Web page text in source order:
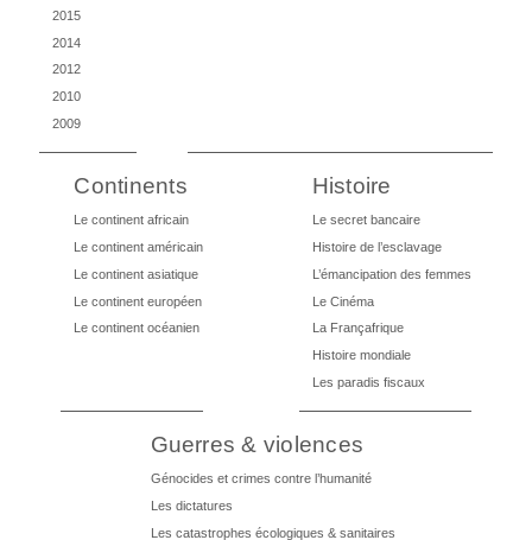
2015
2014
2012
2010
2009
Continents
Le continent africain
Le continent américain
Le continent asiatique
Le continent européen
Le continent océanien
Histoire
Le secret bancaire
Histoire de l’esclavage
L’émancipation des femmes
Le Cinéma
La Françafrique
Histoire mondiale
Les paradis fiscaux
Guerres & violences
Génocides et crimes contre l’humanité
Les dictatures
Les catastrophes écologiques & sanitaires